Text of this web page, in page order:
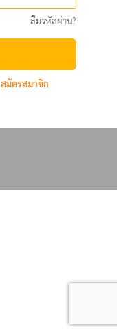
ลืมรหัสผ่าน?
สมัครสมาชิก